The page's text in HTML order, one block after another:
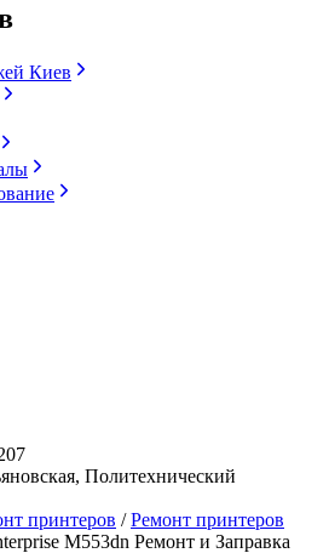
Киев
Политехнический
принтеров /Ремонт принтеров
M553dn Ремонт и Заправка